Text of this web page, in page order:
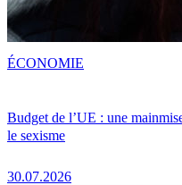
Budget de l’UE : une
le sexisme
30.07.2026
ÉCONOMIE